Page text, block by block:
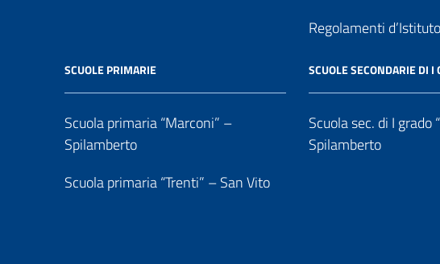
Regolamenti d’Istituto
SCUOLE PRIMARIE
Scuola primaria “Marconi” –
Spilamberto
Scuola primaria “Trenti” – San Vito
SCUOLE SECONDARIE DI I
Scuola sec. di I grado
Spilamberto